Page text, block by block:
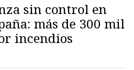
sin control en
más de 300 mil
incendios